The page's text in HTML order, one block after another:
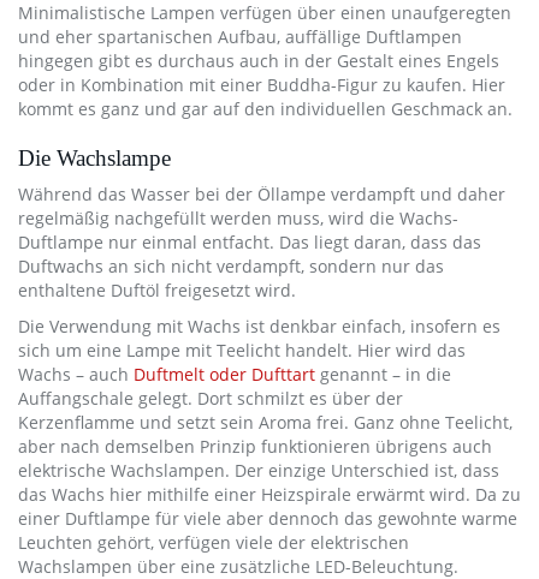
Minimalistische Lampen verfügen über einen unaufgeregten
und eher spartanischen Aufbau, auffällige Duftlampen
hingegen gibt es durchaus auch in der Gestalt eines Engels
oder in Kombination mit einer Buddha-Figur zu kaufen. Hier
kommt es ganz und gar auf den individuellen Geschmack an.
Die Wachslampe
Während das Wasser bei der Öllampe verdampft und daher
regelmäßig nachgefüllt werden muss, wird die Wachs-
Duftlampe nur einmal entfacht. Das liegt daran, dass das
Duftwachs an sich nicht verdampft, sondern nur das
enthaltene Duftöl freigesetzt wird.
Die Verwendung mit Wachs ist denkbar einfach, insofern es
sich um eine Lampe mit Teelicht handelt. Hier wird das
Wachs – auch Duftmelt oder Dufttart genannt – in die
Auffangschale gelegt. Dort schmilzt es über der
Kerzenflamme und setzt sein Aroma frei. Ganz ohne Teelicht,
aber nach demselben Prinzip funktionieren übrigens auch
elektrische Wachslampen. Der einzige Unterschied ist, dass
das Wachs hier mithilfe einer Heizspirale erwärmt wird. Da zu
einer Duftlampe für viele aber dennoch das gewohnte warme
Leuchten gehört, verfügen viele der elektrischen
Wachslampen über eine zusätzliche LED-Beleuchtung.